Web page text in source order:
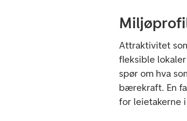
Attraktivitet
fleksible
spør om hva
bærekraft. En
for leietakerne